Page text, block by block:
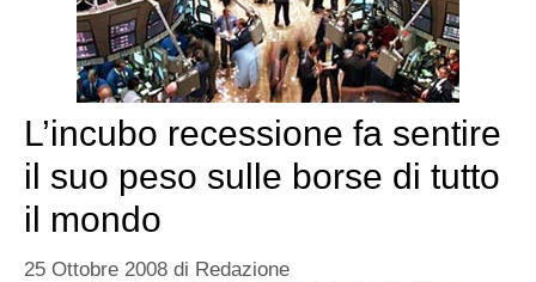
L’incubo recessione fa sentire
il suo peso sulle borse di tutto
il mondo
25 Ottobre 2008 di Redazione